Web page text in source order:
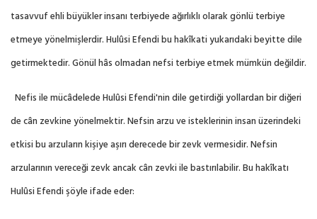
tasavvuf ehli büyükler insanı terbiyede ağırlıklı olarak gönlü terbiye
etmeye yönelmişlerdir. Hulûsi Efendi bu hakîkati yukarıdaki beyitte dile
getirmektedir. Gönül hâs olmadan nefsi terbiye etmek mümkün değildir.
Nefis ile mücâdelede Hulûsi Efendi'nin dile getirdiği yollardan bir diğeri
de cân zevkine yönelmektir. Nefsin arzu ve isteklerinin insan üzerindeki
etkisi bu arzuların kişiye aşırı derecede bir zevk vermesidir. Nefsin
arzularının vereceği zevk ancak cân zevki ile bastırılabilir. Bu hakîkatı
Hulûsi Efendi şöyle ifade eder: